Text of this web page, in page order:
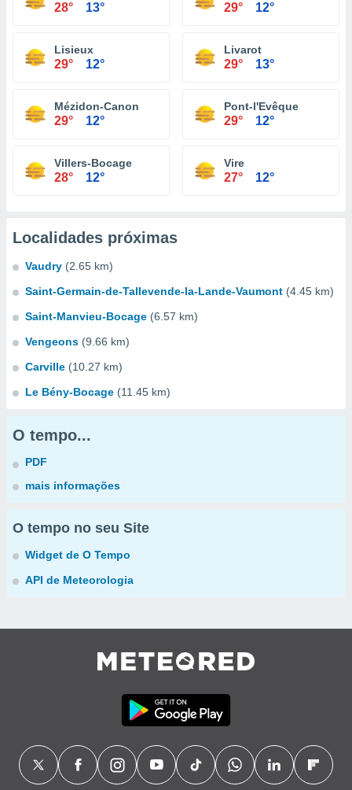
28° 13° 29° 12°
Lisieux
29° 12°
Livarot
29° 13°
Mézidon-Canon
29° 12°
Pont-l'Evêque
29° 12°
Villers-Bocage
28° 12°
Vire
27° 12°
Localidades próximas
Vaudry (2.65 km)
Saint-Germain-de-Tallevende-la-Lande-Vaumont (4.45 km)
Saint-Manvieu-Bocage (6.57 km)
Vengeons (9.66 km)
Carville (10.27 km)
Le Bény-Bocage (11.45 km)
O tempo...
PDF
mais informações
O tempo no seu Site
Widget de O Tempo
API de Meteorologia